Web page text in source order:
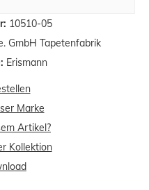
10510-05
GmbH Tapetenfabrik
Erismann
Marke
Artikel?
Kollektion